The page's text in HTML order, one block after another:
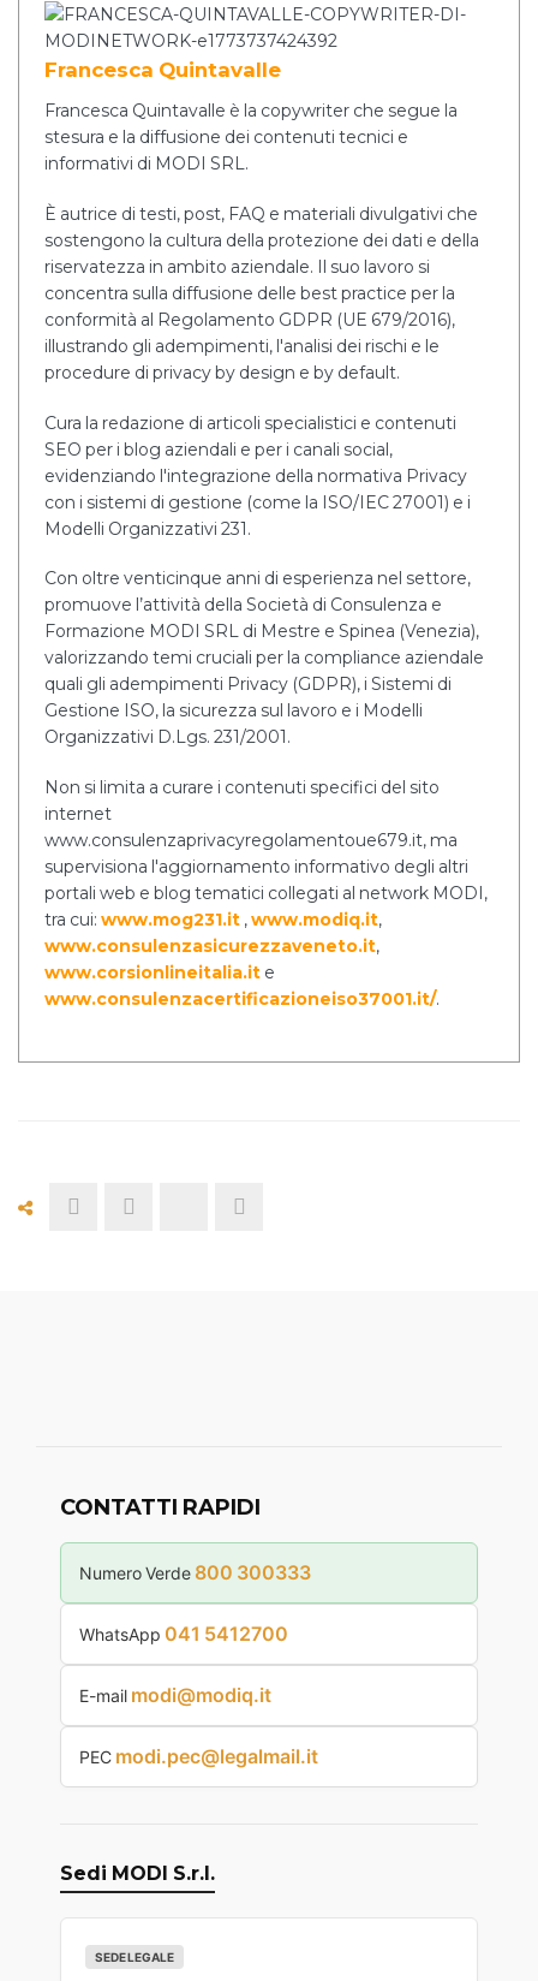
Francesca Quintavalle
Francesca Quintavalle è la copywriter che segue la
stesura e la diffusione dei contenuti tecnici e
informativi di MODI SRL.
È autrice di testi, post, FAQ e materiali divulgativi che
sostengono la cultura della protezione dei dati e della
riservatezza in ambito aziendale. Il suo lavoro si
concentra sulla diffusione delle best practice per la
conformità al Regolamento GDPR (UE 679/2016),
illustrando gli adempimenti, l'analisi dei rischi e le
procedure di privacy by design e by default.
Cura la redazione di articoli specialistici e contenuti
SEO per i blog aziendali e per i canali social,
evidenziando l'integrazione della normativa Privacy
con i sistemi di gestione (come la ISO/IEC 27001) e i
Modelli Organizzativi 231.
Con oltre venticinque anni di esperienza nel settore,
promuove l’attività della Società di Consulenza e
Formazione MODI SRL di Mestre e Spinea (Venezia),
valorizzando temi cruciali per la compliance aziendale
quali gli adempimenti Privacy (GDPR), i Sistemi di
Gestione ISO, la sicurezza sul lavoro e i Modelli
Organizzativi D.Lgs. 231/2001.
Non si limita a curare i contenuti specifici del sito
internet
www.consulenzaprivacyregolamentoue679.it, ma
supervisiona l'aggiornamento informativo degli altri
portali web e blog tematici collegati al network MODI,
tra cui: www.mog231.it ,www.modiq.it,
www.consulenzasicurezzaveneto.it,
www.corsionlineitalia.it e
www.consulenzacertificazioneiso37001.it/.
CONTATTI RAPIDI
Numero Verde 800 300333
WhatsApp 041 5412700
E-mail modi@modiq.it
PEC modi.pec@legalmail.it
Sedi MODI S.r.l.
SEDE LEGALE